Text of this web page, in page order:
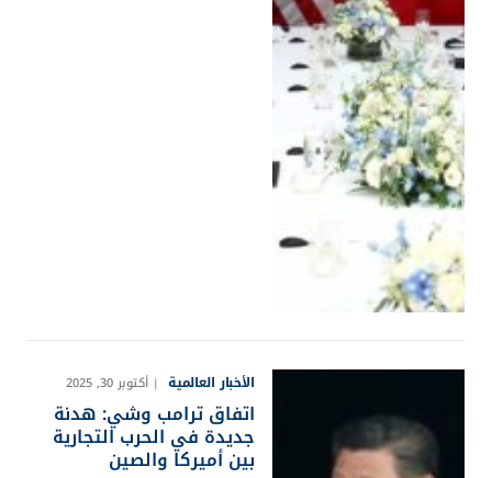
الأخبار العالمية أكتوبر 30, 2025
اتفاق ترامب وشي: هدنة
جديدة في الحرب التجارية
بين أميركا والصين